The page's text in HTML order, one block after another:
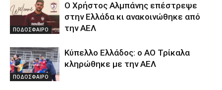
ΠΟΔΟΣΦΑΙΡΟ
Ο Χρήστος Αλμπάνης επέστρεψε
στην Ελλάδα κι ανακοινώθηκε από
την ΑΕΛ
ΠΟΔΟΣΦΑΙΡΟ
Κύπελλο Ελλάδος: ο ΑΟ Τρίκαλα
κληρώθηκε με την ΑΕΛ